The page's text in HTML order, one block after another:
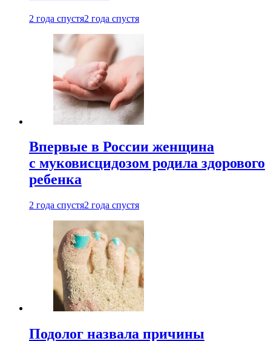
2 года спустя2 года спустя
Впервые в России женщина
с муковисцидозом родила здорового
ребенка
2 года спустя2 года спустя
Подолог назвала причины